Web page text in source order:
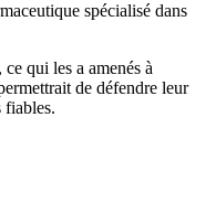
spécialisé dans
qui les a amenés à
de défendre leur
fiables.